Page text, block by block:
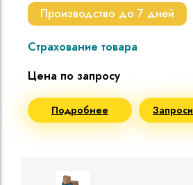
Производство до 7 дней
Страхование товара
Цена по запросу
Подробнее